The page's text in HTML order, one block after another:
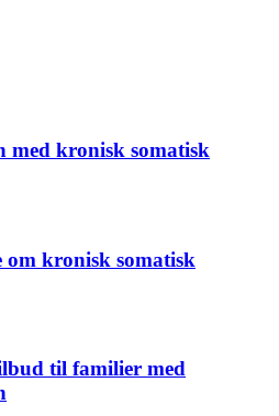
med kronisk somatisk
om kronisk somatisk
til familier med